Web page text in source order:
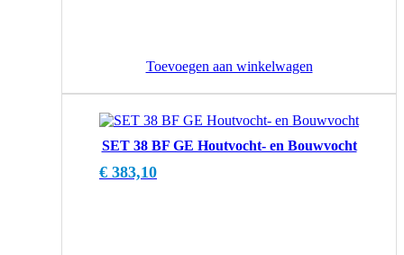
Toevoegen aan winkelwagen
SET 38 BF GE Houtvocht- en Bouwvocht
€ 383,10